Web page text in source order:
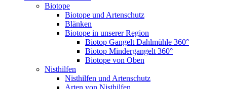
Biotope
Biotope und Artenschutz
Blänken
Biotope in unserer Region
Biotop Gangelt Dahlmühle 360°
Biotop Mindergangelt 360°
Biotope von Oben
Nisthilfen
Nisthilfen und Artenschutz
Arten von Nisthilfen